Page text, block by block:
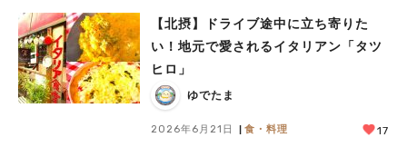
【北摂】ドライブ途中に立ち寄りた
い！地元で愛されるイタリアン「タツ
ヒロ」
ゆでたま
2026年6月21日 食・料理 17